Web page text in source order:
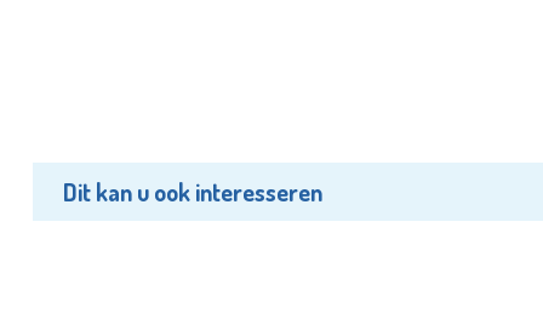
Dit kan u ook interesseren